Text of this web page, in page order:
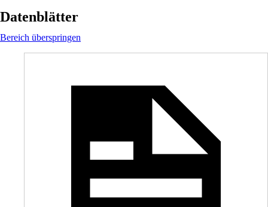
Datenblätter
Bereich überspringen